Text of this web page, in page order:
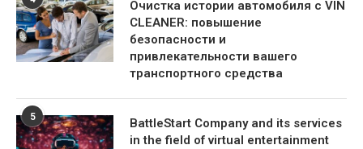
Очистка истории автомобиля с VIN
CLEANER: повышение
безопасности и
привлекательности вашего
транспортного средства
5
BattleStart Company and its services
in the field of virtual entertainment